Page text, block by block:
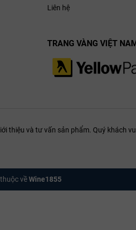
đẩy mạnh được sự thăng tiến của mùi
hoa tươi đầy duyên dáng nên tạo
Liên hệ
TRANG VÀNG VIỆT
thiệu và tư vấn sản phẩm. Quý khách
vềWine1855